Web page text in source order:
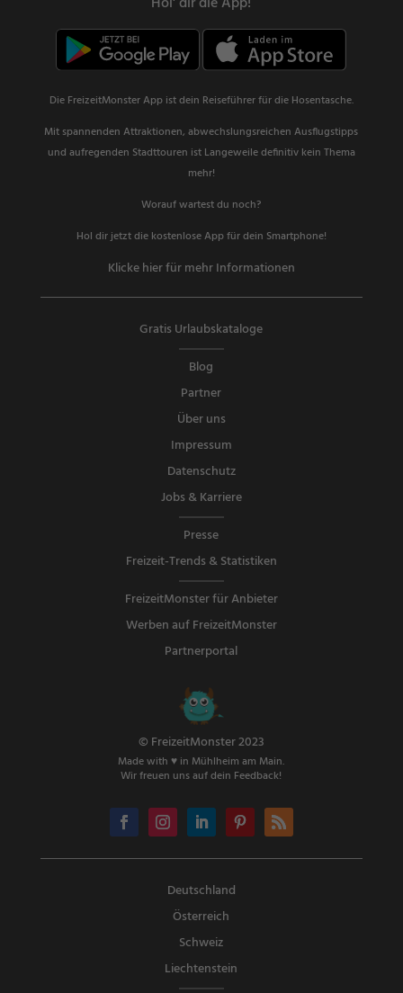
Die FreizeitMonster App ist dein Reiseführer für die Hosentasche.
Mit spannenden Attraktionen, abwechslungsreichen Ausflugstipps
und aufregenden Stadttouren ist Langeweile definitiv kein Thema
mehr!
Worauf wartest du noch?
Hol dir jetzt die kostenlose App für dein Smartphone!
Klicke hier für mehr Informationen
Gratis Urlaubskataloge
Blog
Partner
Über uns
Impressum
Datenschutz
Jobs & Karriere
Presse
Freizeit-Trends & Statistiken
FreizeitMonster für Anbieter
Werben auf FreizeitMonster
Partnerportal
© FreizeitMonster 2023
Made with ♥ in Mühlheim am Main.
Wir freuen uns auf dein Feedback!
Deutschland
Österreich
Schweiz
Liechtenstein